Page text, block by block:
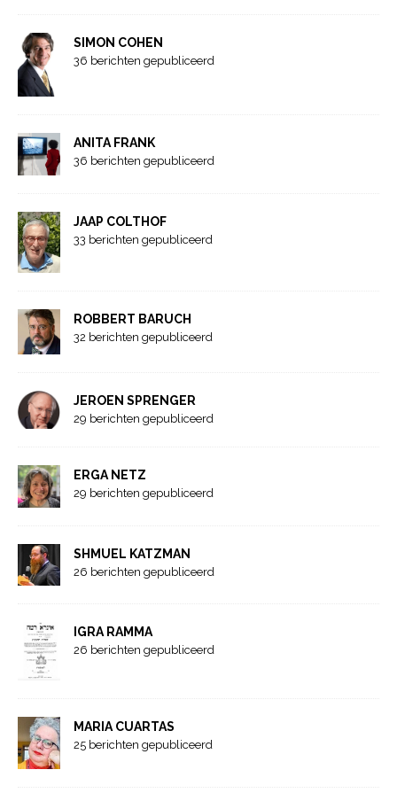
SIMON COHEN
36 berichten gepubliceerd
ANITA FRANK
36 berichten gepubliceerd
JAAP COLTHOF
33 berichten gepubliceerd
ROBBERT BARUCH
32 berichten gepubliceerd
JEROEN SPRENGER
29 berichten gepubliceerd
ERGA NETZ
29 berichten gepubliceerd
SHMUEL KATZMAN
26 berichten gepubliceerd
IGRA RAMMA
26 berichten gepubliceerd
MARIA CUARTAS
25 berichten gepubliceerd